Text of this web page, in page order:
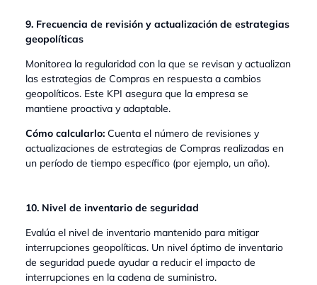
9. Frecuencia de revisión y actualización de estrategias
geopolíticas
Monitorea la regularidad con la que se revisan y actualizan
las estrategias de Compras en respuesta a cambios
geopolíticos. Este KPI asegura que la empresa se
mantiene proactiva y adaptable.
Cómo calcularlo: Cuenta el número de revisiones y
actualizaciones de estrategias de Compras realizadas en
un período de tiempo específico (por ejemplo, un año).
10. Nivel de inventario de seguridad
Evalúa el nivel de inventario mantenido para mitigar
interrupciones geopolíticas. Un nivel óptimo de inventario
de seguridad puede ayudar a reducir el impacto de
interrupciones en la cadena de suministro.